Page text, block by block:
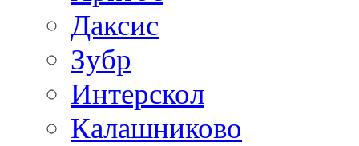
Даксис
Зубр
Интерскол
Калашниково